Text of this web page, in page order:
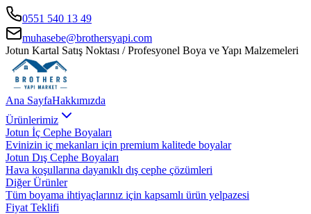
0551 540 13 49
muhasebe@brothersyapi.com
Jotun Kartal Satış Noktası / Profesyonel Boya ve Yapı Malzemeleri
Ana SayfaHakkımızda
Ürünlerimiz
Jotun İç Cephe Boyaları
Evinizin iç mekanları için premium kalitede boyalar
Jotun Dış Cephe Boyaları
Hava koşullarına dayanıklı dış cephe çözümleri
Diğer Ürünler
Tüm boyama ihtiyaçlarınız için kapsamlı ürün yelpazesi
Fiyat Teklifi